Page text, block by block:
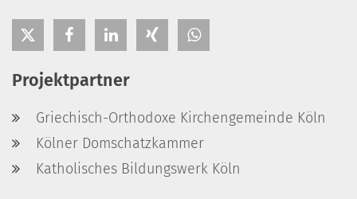
Projektpartner
Griechisch-Orthodoxe Kirchengemeinde Köln
Kölner Domschatzkammer
Katholisches Bildungswerk Köln